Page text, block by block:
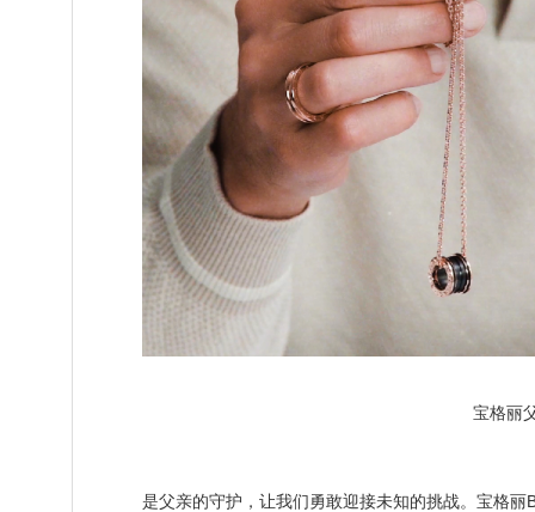
宝格丽
是父亲的守护，让我们勇敢迎接未知的挑战。宝格